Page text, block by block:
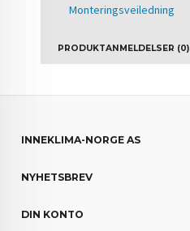
Monteringsveiledning
PRODUKTANMELDELSER (0)
INNEKLIMA-NORGE AS
NYHETSBREV
DIN KONTO